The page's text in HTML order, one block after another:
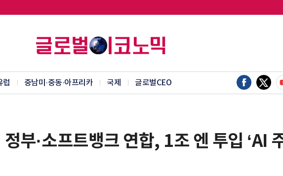
럽 중남미·중동·아프리카 국제 글로벌CEO
부·소프트뱅크 연합, 1조 엔 투입 ‘AI